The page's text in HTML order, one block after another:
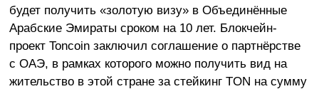
будет получить «золотую визу» в Объединённые
Арабские Эмираты сроком на 10 лет. Блокчейн-
проект Toncoin заключил соглашение о партнёрстве
с ОАЭ, в рамках которого можно получить вид на
жительство в этой стране за стейкинг TON на сумму